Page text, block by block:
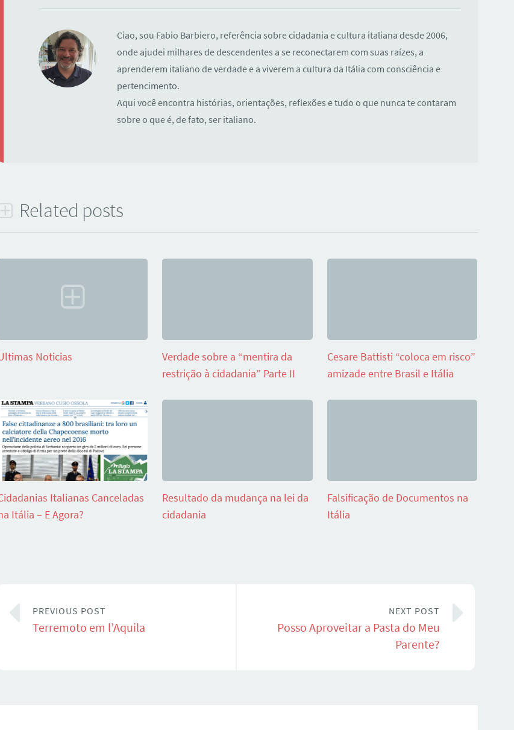
Ciao, sou Fabio Barbiero, referência sobre cidadania e cultura italiana desde 2006,
onde ajudei milhares de descendentes a se reconectarem com suas raízes, a
aprenderem italiano de verdade e a viverem a cultura da Itália com consciência e
pertencimento.
Aqui você encontra histórias, orientações, reflexões e tudo o que nunca te contaram
sobre o que é, de fato, ser italiano.
Related posts
Noticias
Verdade sobre a “mentira da
restrição à cidadania” Parte II
Cesare Battisti “coloca em risco”
amizade entre Brasil e Itália
Italianas Canceladas
Itália – E Agora?
Resultado da mudança na lei da
cidadania
Falsificação de Documentos na
Itália
PREVIOUS POST
Terremoto em l’Aquila
NEXT POST
Posso Aproveitar a Pasta do Meu
Parente?